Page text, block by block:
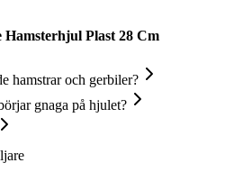
Hamsterhjul Plast 28 Cm
hamstrar och gerbiler?
gnaga på hjulet?